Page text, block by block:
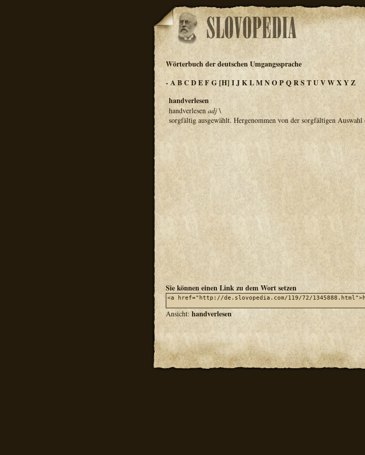
Wörterbuch der deutschen Umgangssprache
-ABCDEFG[H] IJKLMNOPQRSTUVWXYZ
handverlesen
handverlesen adj\
sorgfältig ausgewählt. Hergenommen von der sorgfältigen
Sie können einen Link zu dem Wort setzen
Ansicht:handverlesen